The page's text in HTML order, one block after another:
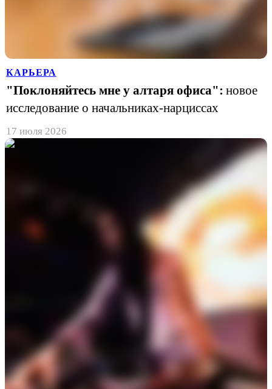
КАРЬЕРА
"Поклоняйтесь мне у алтаря офиса": новое
исследование о начальниках-нарциссах
17 июля 2026